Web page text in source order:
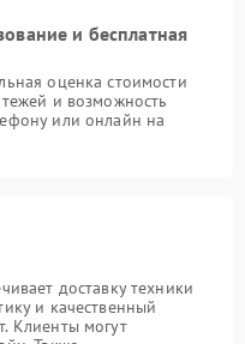
и бесплатная
оценка стоимости
и возможность
или онлайн на
доставку техники
и качественный
Клиенты могут